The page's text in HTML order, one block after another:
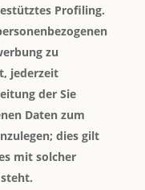
Profiling.
zu
jederzeit
der Sie
Daten zum
dies gilt
mit solcher